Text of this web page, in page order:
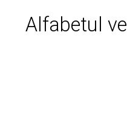
Alfabetul